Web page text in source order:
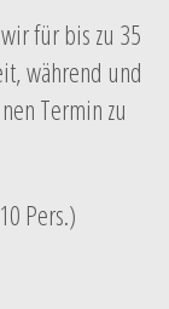
für bis zu 35
während und
Termin zu
Pers.)
Pers.)